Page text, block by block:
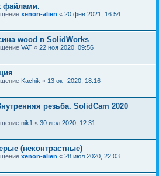
файлами.
xenon-alien « 20 фев 2021, 16:54
wood в SolidWorks
VAT « 22 ноя 2020, 09:56
Kachik « 13 окт 2020, 18:16
резьба. SolidCam 2020
nik1 « 30 июл 2020, 12:31
(неконтрастные)
xenon-alien « 28 июл 2020, 22:03